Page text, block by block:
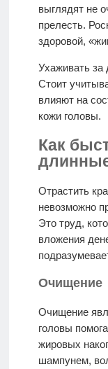
КОНТАКТЫ
Врачи-
авторы
выглядят не
прелесть.
здоровой,
Ухаживать за
Стоит
влияют на
кожи головы.
Как
Отрастить
невозможно
Это труд,
вложения
Очищение
Очищение
головы
жировых
шампунем,